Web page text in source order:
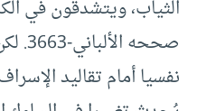
الثياب، ويتشدقون في
صححه
نفسيا أمام تقاليد